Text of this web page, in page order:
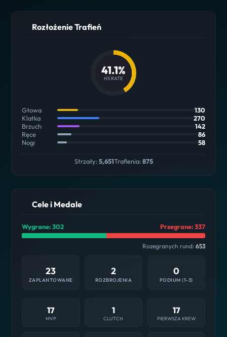
Rozłożenie Trafień
41.1%
HS RATE
Głowa
130
Klatka
270
Brzuch
142
Ręce
86
Nogi
58
Strzały:5,651Trafienia:875
Cele i Medale
Wygrane: 302 Przegrane: 337
Rozegranych rund: 653
23
ZAPLANTOWANE
2
ROZBROJENIA
0
PODIUM (1-3)
17
MVP
1
CLUTCH
17
PIERWSZA KREW